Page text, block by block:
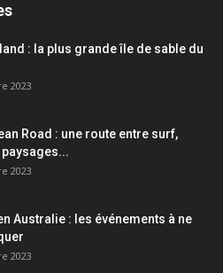
: la plus grande île de sable du
2023
Road : une route entre surf,
2023
Australie : les événements à ne
2023